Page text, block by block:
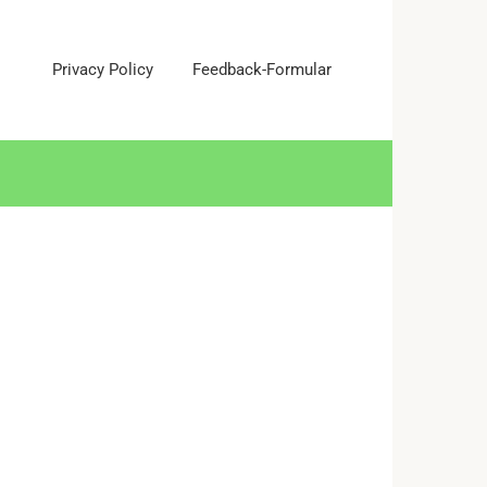
Privacy Policy Feedback-Formular